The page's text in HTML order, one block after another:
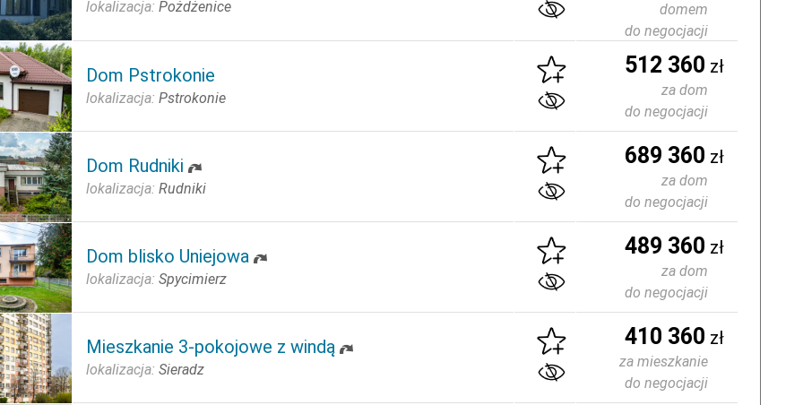
lokalizacja: Pożdżenice
domem
do negocjacji
Dom Pstrokonie
lokalizacja: Pstrokonie
512 360 zł
za dom
do negocjacji
Dom Rudniki
lokalizacja: Rudniki
689 360 zł
za dom
do negocjacji
Dom blisko Uniejowa
lokalizacja: Spycimierz
489 360 zł
za dom
do negocjacji
Mieszkanie 3-pokojowe z windą
lokalizacja: Sieradz
410 360 zł
za mieszkanie
do negocjacji